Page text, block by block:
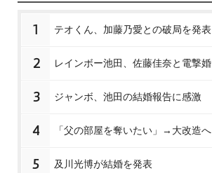
1 テオくん、加藤乃愛との破局を発表
2 レインボー池田、佐藤佳奈と電撃婚
3 ジャンボ、池田の結婚報告に感激
4 「父の部屋を奪いたい」→大改造へ
5 及川光博が結婚を発表